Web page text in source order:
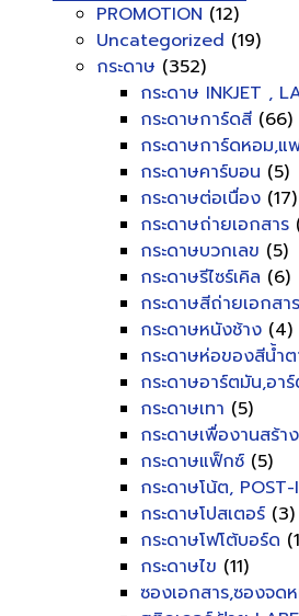
PROMOTION (12)
Uncategorized (19)
กระดาษ (352)
กระดาษ INKJET ,
กระดาษการ์ดสี (66)
กระดาษการ์ดหอม,แ
กระดาษคาร์บอน (5)
กระดาษต่อเนื่อง (17)
กระดาษถ่ายเอกสาร
กระดาษบวกเลข (5)
กระดาษรีไซร์เคิล (6)
กระดาษสีถ่ายเอกสาร
กระดาษหนังช้าง (4)
กระดาษห่อของสีน้ำ
กระดาษอาร์ตมัน,อา
กระดาษเทา (5)
กระดาษเพื่องานสร้า
กระดาษแฟ็กซ์ (5)
กระดาษโน้ต, POST-
กระดาษโปสเตอร์ (3)
กระดาษโฟโต้บอร์ด
กระดาษไข (11)
ซองเอกสาร,ซองจด